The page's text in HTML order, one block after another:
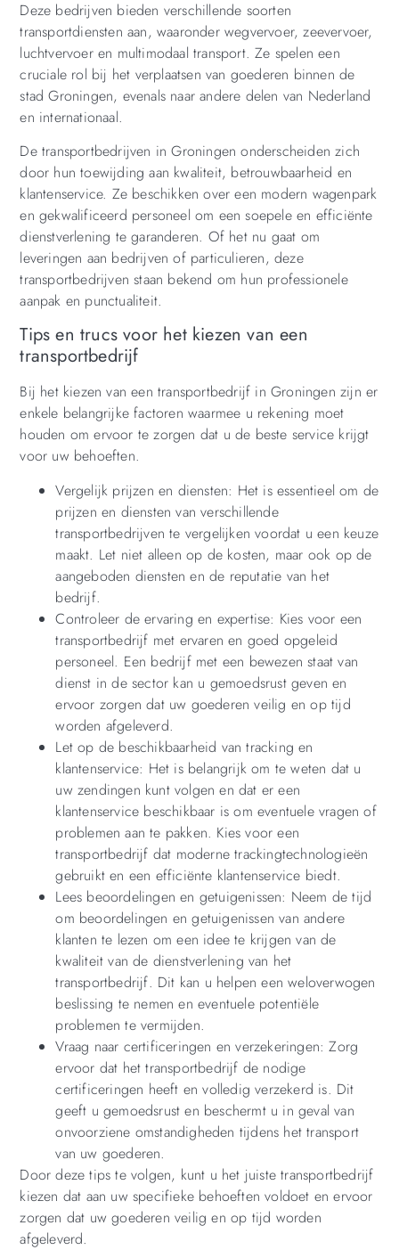
Deze bedrijven bieden verschillende soorten
transportdiensten aan, waaronder wegvervoer, zeevervoer,
luchtvervoer en multimodaal transport. Ze spelen een
cruciale rol bij het verplaatsen van goederen binnen de
stad Groningen, evenals naar andere delen van Nederland
en internationaal.
De transportbedrijven in Groningen onderscheiden zich
door hun toewijding aan kwaliteit, betrouwbaarheid en
klantenservice. Ze beschikken over een modern wagenpark
en gekwalificeerd personeel om een soepele en efficiënte
dienstverlening te garanderen. Of het nu gaat om
leveringen aan bedrijven of particulieren, deze
transportbedrijven staan bekend om hun professionele
aanpak en punctualiteit.
Tips en trucs voor het kiezen van een
transportbedrijf
Bij het kiezen van een transportbedrijf in Groningen zijn er
enkele belangrijke factoren waarmee u rekening moet
houden om ervoor te zorgen dat u de beste service krijgt
voor uw behoeften.
Vergelijk prijzen en diensten: Het is essentieel om de
prijzen en diensten van verschillende
transportbedrijven te vergelijken voordat u een keuze
maakt. Let niet alleen op de kosten, maar ook op de
aangeboden diensten en de reputatie van het
bedrijf.
Controleer de ervaring en expertise: Kies voor een
transportbedrijf met ervaren en goed opgeleid
personeel. Een bedrijf met een bewezen staat van
dienst in de sector kan u gemoedsrust geven en
ervoor zorgen dat uw goederen veilig en op tijd
worden afgeleverd.
Let op de beschikbaarheid van tracking en
klantenservice: Het is belangrijk om te weten dat u
uw zendingen kunt volgen en dat er een
klantenservice beschikbaar is om eventuele vragen of
problemen aan te pakken. Kies voor een
transportbedrijf dat moderne trackingtechnologieën
gebruikt en een efficiënte klantenservice biedt.
Lees beoordelingen en getuigenissen: Neem de tijd
om beoordelingen en getuigenissen van andere
klanten te lezen om een idee te krijgen van de
kwaliteit van de dienstverlening van het
transportbedrijf. Dit kan u helpen een weloverwogen
beslissing te nemen en eventuele potentiële
problemen te vermijden.
Vraag naar certificeringen en verzekeringen: Zorg
ervoor dat het transportbedrijf de nodige
certificeringen heeft en volledig verzekerd is. Dit
geeft u gemoedsrust en beschermt u in geval van
onvoorziene omstandigheden tijdens het transport
van uw goederen.
Door deze tips te volgen, kunt u het juiste transportbedrijf
kiezen dat aan uw specifieke behoeften voldoet en ervoor
zorgen dat uw goederen veilig en op tijd worden
afgeleverd.